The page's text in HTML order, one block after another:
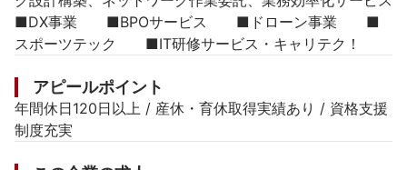
■DX事業　　■BPOサービス　　■ドローン事業　　■
スポーツテック　　■IT研修サービス・キャリテク！
アピールポイント
年間休日120日以上 / 産休・育休取得実績あり / 資格支援
制度充実